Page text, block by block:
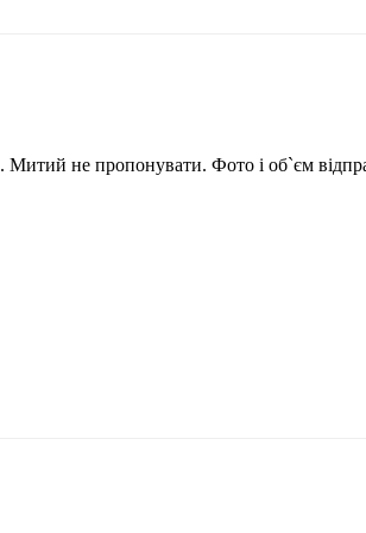
Митий не пропонувати. Фото і об`єм